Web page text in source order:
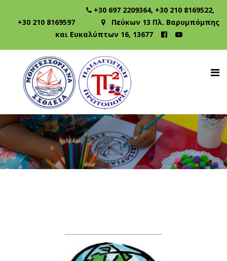
+30 697 2209364, +30 210 8169522,
+30 210 8169597
Πεύκων 13 Πλ. Βαρυμπόμπης
και Ευκαλύπτων 16, 13677